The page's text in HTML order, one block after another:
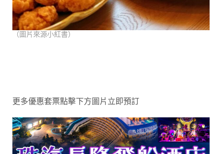
（圖片來源小紅書）
更多優惠套票點擊下方圖片立即預訂